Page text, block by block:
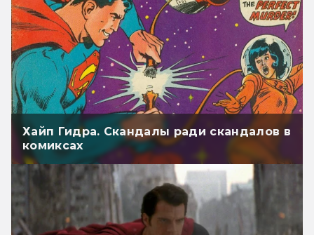
Хайп Гидра. Скандалы ради скандалов в
комиксах